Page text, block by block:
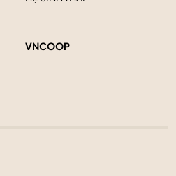
VNCOOP